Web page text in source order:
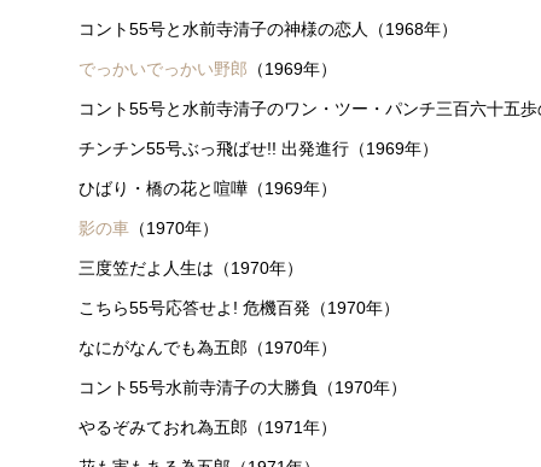
コント55号と水前寺清子の神様の恋人（1968年）
でっかいでっかい野郎 （1969年）
コント55号と水前寺清子のワン・ツー・パンチ三百六十五
チンチン55号ぶっ飛ばせ!! 出発進行（1969年）
ひばり・橋の花と喧嘩（1969年）
影の車 （1970年）
三度笠だよ人生は（1970年）
こちら55号応答せよ! 危機百発（1970年）
なにがなんでも為五郎（1970年）
コント55号水前寺清子の大勝負（1970年）
やるぞみておれ為五郎（1971年）